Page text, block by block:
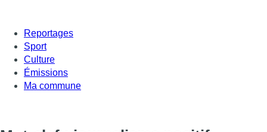
Reportages
Sport
Culture
Émissions
Ma commune